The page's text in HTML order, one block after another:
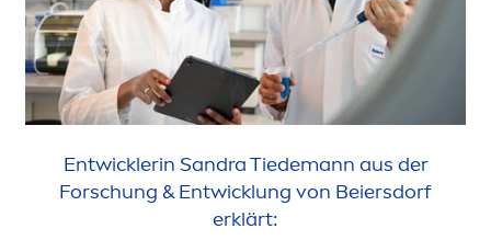
Entwicklerin San­dra Tiede­mann aus der
Forschung & Ent­wicklung von Beiersdorf
erklärt: